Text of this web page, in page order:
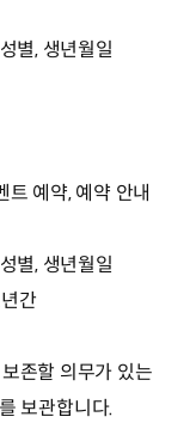
별, 생년월일
예약, 예약 안내
별, 생년월일
간
존할 의무가 있는
보관합니다.